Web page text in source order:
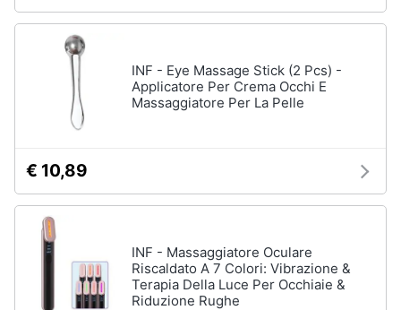
INF - Eye Massage Stick (2 Pcs) -
Applicatore Per Crema Occhi E
Massaggiatore Per La Pelle
€ 10,89
INF - Massaggiatore Oculare
Riscaldato A 7 Colori: Vibrazione &
Terapia Della Luce Per Occhiaie &
Riduzione Rughe